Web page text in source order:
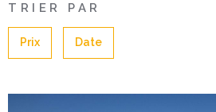
TRIER PAR
Prix Date